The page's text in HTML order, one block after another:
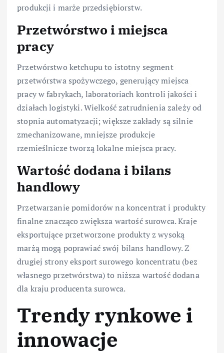
produkcji i marże przedsiębiorstw.
Przetwórstwo i miejsca
pracy
Przetwórstwo ketchupu to istotny segment
przetwórstwa spożywczego, generujący miejsca
pracy w fabrykach, laboratoriach kontroli jakości i
działach logistyki. Wielkość zatrudnienia zależy od
stopnia automatyzacji; większe zakłady są silnie
zmechanizowane, mniejsze produkcje
rzemieślnicze tworzą lokalne miejsca pracy.
Wartość dodana i bilans
handlowy
Przetwarzanie pomidorów na koncentrat i produkty
finalne znacząco zwiększa wartość surowca. Kraje
eksportujące przetworzone produkty z wysoką
marżą mogą poprawiać swój bilans handlowy. Z
drugiej strony eksport surowego koncentratu (bez
własnego przetwórstwa) to niższa wartość dodana
dla kraju producenta surowca.
Trendy rynkowe i
innowacje